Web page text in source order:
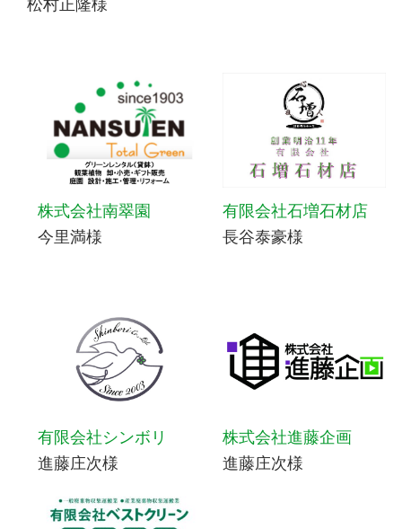
松村正隆様
株式会社南翠園
今里満様
有限会社石増石材店
長谷泰豪様
有限会社シンボリ
進藤庄次様
株式会社進藤企画
進藤庄次様